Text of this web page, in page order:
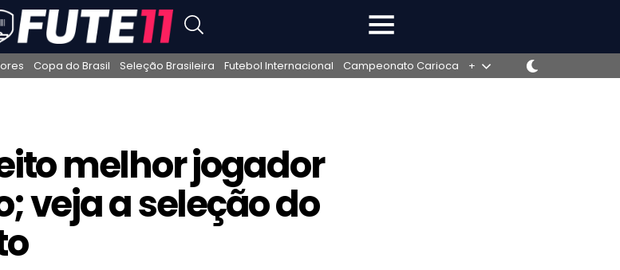
Copa do Brasil Seleção Brasileira Futebol Internacional Campeonato Carioca +
melhor jogador
veja a seleção do